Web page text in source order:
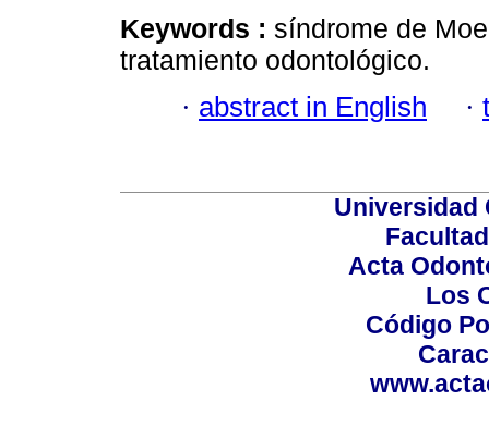
Keywords : síndrome de
tratamiento odontológico.
· abstract in English ·
Universidad
Acta
Los
Código